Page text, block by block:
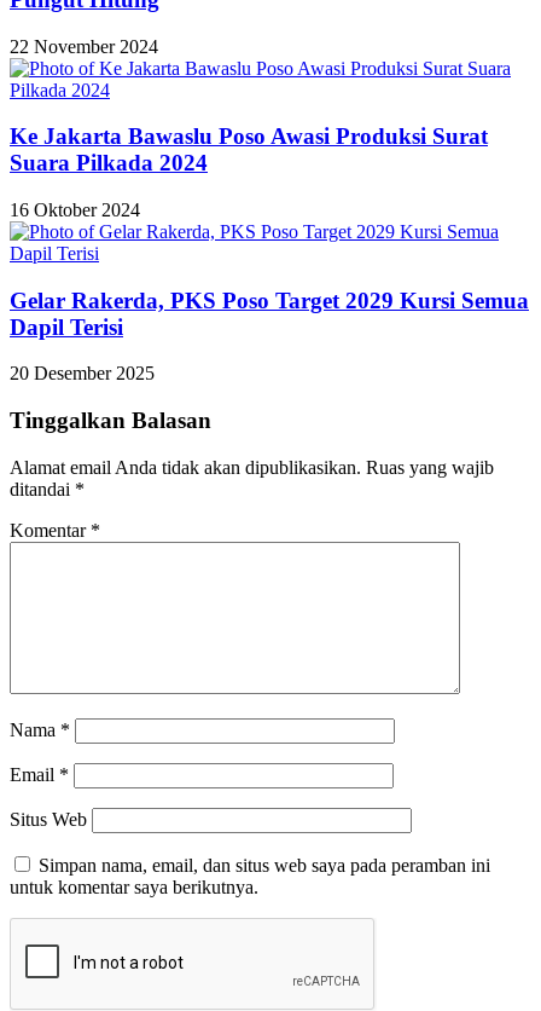
22 November 2024
Ke Jakarta Bawaslu Poso Awasi Produksi Surat
Suara Pilkada 2024
16 Oktober 2024
Gelar Rakerda, PKS Poso Target 2029 Kursi Semua
Dapil Terisi
20 Desember 2025
Tinggalkan Balasan
Alamat email Anda tidak akan dipublikasikan. Ruas yang wajib
ditandai *
Komentar *
Nama *
Email *
Situs Web
Simpan nama, email, dan situs web saya pada peramban ini
untuk komentar saya berikutnya.